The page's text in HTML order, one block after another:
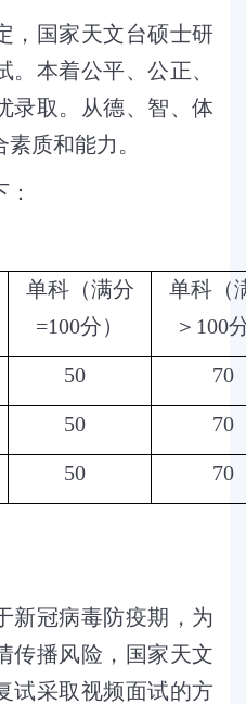
，国家天文台硕士研
。本着公平、公正、
录取。从德、智、体
质和能力。
单科（满分
=100分）
单科（
＞ 100
50 70
50 70
50 70
新冠病毒防疫期，为
传播风险，国家天文
试采取视频面试的方